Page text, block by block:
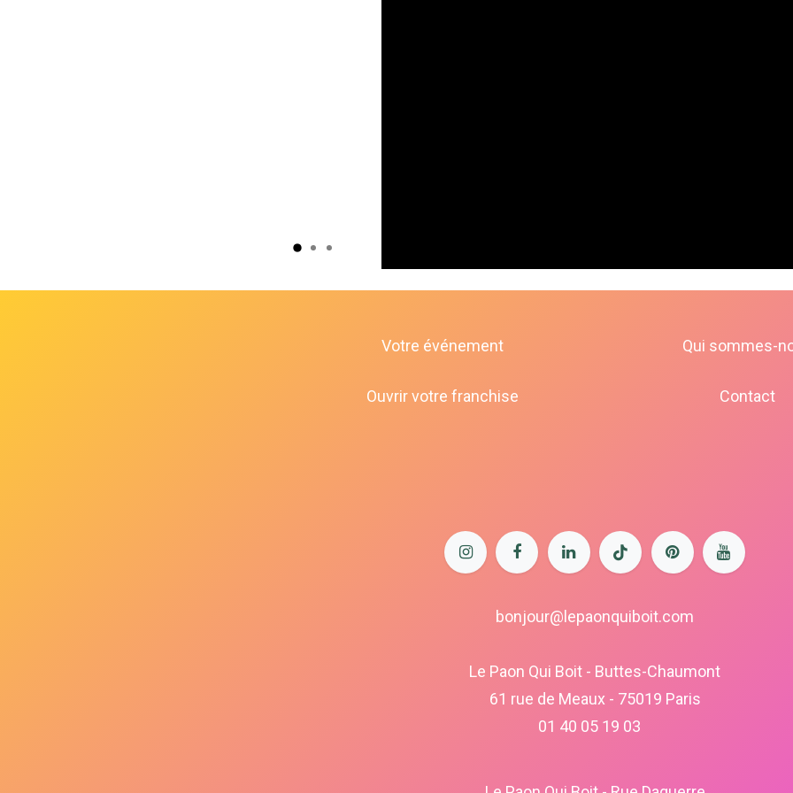
bonjour@lepaonquiboit.com
Le Paon Qui Boit - Buttes-Chaumont
61 rue de Meaux - 75019 Paris
01 40 05 19 03
Qui sommes-
Contact
Votre événement
Ouvrir votre franchise